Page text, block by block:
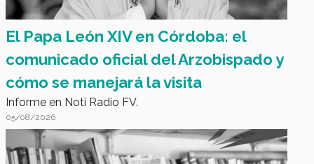
El Papa León XIV en Córdoba: el
comunicado oficial del Arzobispado y
cómo se manejará la visita
Informe en Noti Radio FV.
05/08/2026
Infocracia